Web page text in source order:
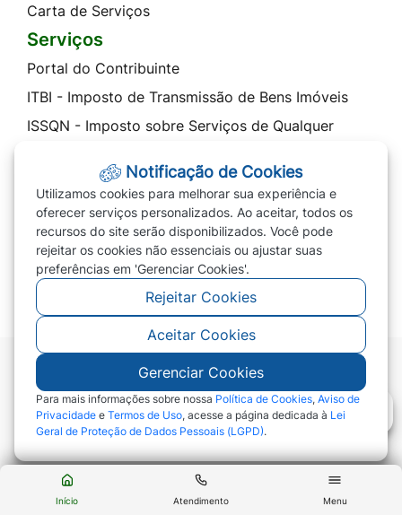
Início Atendimento Menu
Carta de Serviços
Serviços
Portal do Contribuinte
ITBI - Imposto de Transmissão de Bens Imóveis
ISSQN - Imposto sobre Serviços de Qualquer
Cota Única 2026 / Parcelar IPTU 2026
Transparência
Prefeitura
PREVIVERDE
©2026 - Prefeitura de Campo Verde - MT - Todos
os direitos reservados
Notificação de Cookies
Utilizamos cookies para melhorar sua experiência e
oferecer serviços personalizados. Ao aceitar, todos os
recursos do site serão disponibilizados. Você pode
rejeitar os cookies não essenciais ou ajustar suas
preferências em 'Gerenciar Cookies'.
Rejeitar Cookies
Aceitar Cookies
Gerenciar Cookies
Para mais informações sobre nossa Política de Cookies, Aviso de
Privacidade e Termos de Uso, acesse a página dedicada à Lei
Geral de Proteção de Dados Pessoais (LGPD).